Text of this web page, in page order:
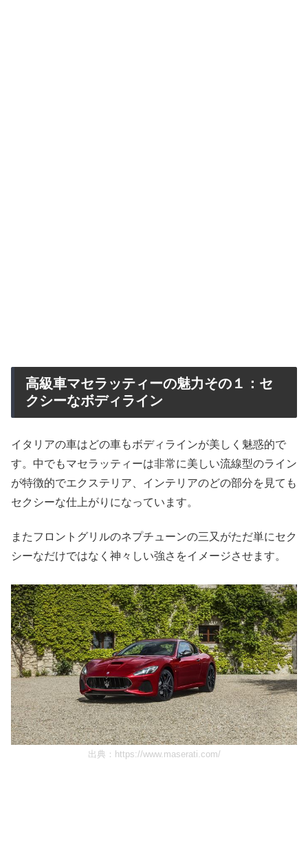
高級車マセラッティーの魅力その１：セ
クシーなボディライン
イタリアの車はどの車もボディラインが美しく魅惑的で
す。中でもマセラッティーは非常に美しい流線型のライン
が特徴的でエクステリア、インテリアのどの部分を見ても
セクシーな仕上がりになっています。
またフロントグリルのネプチューンの三又がただ単にセク
シーなだけではなく神々しい強さをイメージさせます。
出典： https://www.maserati.com/